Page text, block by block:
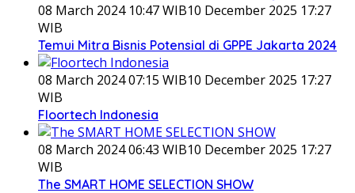
08 March 2024 10:47 WIB10 December 2025 17:27
WIB
Temui Mitra Bisnis Potensial di GPPE Jakarta 2024
08 March 2024 07:15 WIB10 December 2025 17:27
WIB
Floortech Indonesia
08 March 2024 06:43 WIB10 December 2025 17:27
WIB
The SMART HOME SELECTION SHOW